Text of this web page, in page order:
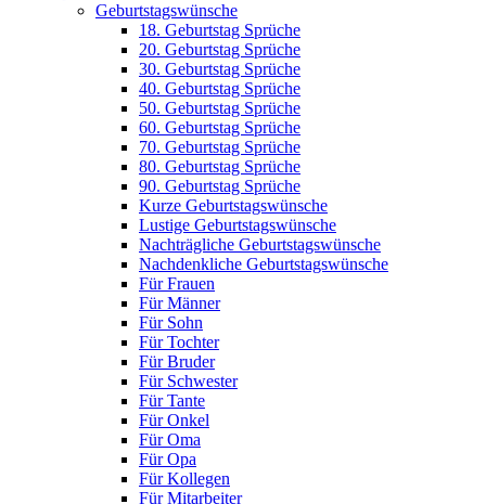
Geburtstagswünsche
18. Geburtstag Sprüche
20. Geburtstag Sprüche
30. Geburtstag Sprüche
40. Geburtstag Sprüche
50. Geburtstag Sprüche
60. Geburtstag Sprüche
70. Geburtstag Sprüche
80. Geburtstag Sprüche
90. Geburtstag Sprüche
Kurze Geburtstagswünsche
Lustige Geburtstagswünsche
Nachträgliche Geburtstagswünsche
Nachdenkliche Geburtstagswünsche
Für Frauen
Für Männer
Für Sohn
Für Tochter
Für Bruder
Für Schwester
Für Tante
Für Onkel
Für Oma
Für Opa
Für Kollegen
Für Mitarbeiter